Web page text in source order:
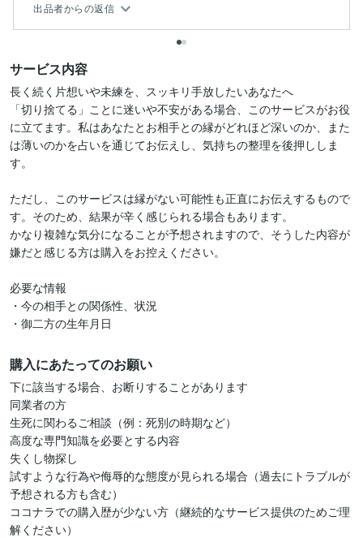
出品者からの返信
サービス内容
長く続く片想いや未練を、スッキリ手放したいあなたへ
「切り捨てる」ことに迷いや不安がある場合、このサービスがお役
に立てます。私はあなたとお相手との縁がどれほど深いのか、また
は薄いのかを占いを通じてお伝えし、気持ちの整理を後押ししま
す。
ただし、このサービスは縁がない可能性も正直にお伝えするもので
す。そのため、結果が辛く感じられる場合もあります。
かなり複雑な気分になることが予想されますので、そうした内容が
嫌だと感じる方は購入をお控えください。
必要な情報
・今の相手との関係性、状況
・御二方の生年月日
購入にあたってのお願い
下に該当する場合、お断りすることがあります
同業者の方
生死に関わるご相談（例：死別の時期など）
高度な専門知識を必要とする内容
失くし物探し
試すような行為や侮辱的な態度が見られる場合（過去にトラブルが
予想される方も含む）
ココナラでの購入歴が少ない方（継続的なサービス提供のためご理
解ください）